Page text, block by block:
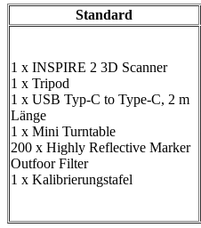
Standard
1 x INSPIRE 2 3D Scanner
1 x Tripod
1 x USB Typ-C to Type-C, 2 m
Länge
1 x Mini Turntable
200 x Highly Reflective Marker
Outfoor Filter
1 x Kalibrierungstafel